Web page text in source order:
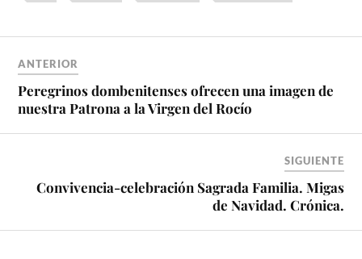
ANTERIOR
Peregrinos dombenitenses ofrecen una imagen de
nuestra Patrona a la Virgen del Rocío
SIGUIENTE
Convivencia-celebración Sagrada Familia. Migas
de Navidad. Crónica.